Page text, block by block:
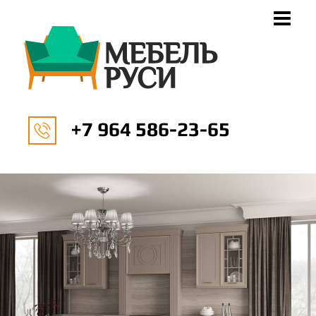
+7 964 586-23-65